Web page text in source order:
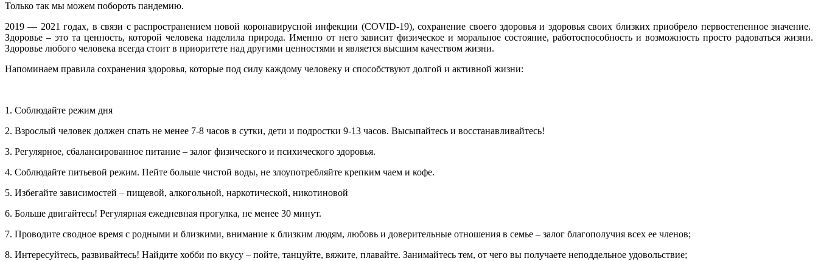
Только так мы можем побороть пандемию.
2019 — 2021 годах, в связи с распространением новой коронавирусной инфекции (COVID-19), сохранение своего здоровья и здоровья своих близких приобрело первостепенное значение.
Здоровье – это та ценность, которой человека наделила природа. Именно от него зависит физическое и моральное состояние, работоспособность и возможность просто радоваться жизни.
Здоровье любого человека всегда стоит в приоритете над другими ценностями и является высшим качеством жизни.
Напоминаем правила сохранения здоровья, которые под силу каждому человеку и способствуют долгой и активной жизни:
1. Соблюдайте режим дня
2. Взрослый человек должен спать не менее 7-8 часов в сутки, дети и подростки 9-13 часов. Высыпайтесь и восстанавливайтесь!
3. Регулярное, сбалансированное питание – залог физического и психического здоровья.
4. Соблюдайте питьевой режим. Пейте больше чистой воды, не злоупотребляйте крепким чаем и кофе.
5. Избегайте зависимостей – пищевой, алкогольной, наркотической, никотиновой
6. Больше двигайтесь! Регулярная ежедневная прогулка, не менее 30 минут.
7. Проводите сводное время с родными и близкими, внимание к близким людям, любовь и доверительные отношения в семье – залог благополучия всех ее членов;
8. Интересуйтесь, развивайтесь! Найдите хобби по вкусу – пойте, танцуйте, вяжите, плавайте. Занимайтесь тем, от чего вы получаете неподдельное удовольствие;